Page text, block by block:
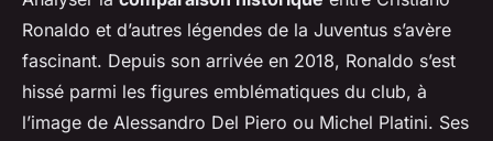
Ronaldo et d’autres légendes de la Juventus s’avère
fascinant. Depuis son arrivée en 2018, Ronaldo s’est
hissé parmi les figures emblématiques du club, à
l’image de Alessandro Del Piero ou Michel Platini. Ses